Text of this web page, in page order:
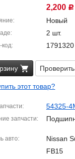
2,200 Р
Новый
2 шт.
код 1791320
этот товар?
54325-
запчасти
авто Nissan
FB15